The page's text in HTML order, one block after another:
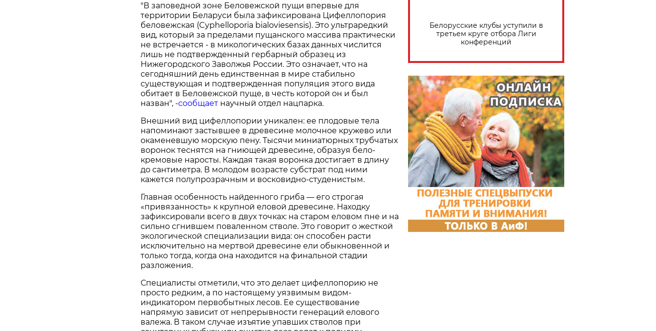
"В заповедной зоне Беловежской пущи впервые для
территории Беларуси была зафиксирована Цифеллопория
беловежская (Cyphelloporia bialoviesensis). Это ультраредкий
вид, который за пределами пущанского массива практически
не встречается - в микологических базах данных числится
лишь не подтвержденный гербарный образец из
Нижегородского Заволжья России. Это означает, что на
сегодняшний день единственная в мире стабильно
существующая и подтвержденная популяция этого вида
обитает в Беловежской пуще, в честь которой он и был
назван", -сообщает научный отдел нацпарка.
Внешний вид цифеллопории уникален: ее плодовые тела
напоминают застывшее в древесине молочное кружево или
окаменевшую морскую пену. Тысячи миниатюрных трубчатых
воронок теснятся на гниющей древесине, образуя бело-
кремовые наросты. Каждая такая воронка достигает в длину
до сантиметра. В молодом возрасте субстрат под ними
кажется полупрозрачным и восковидно-студенистым.
Главная особенность найденного гриба — его строгая
«привязанность» к крупной еловой древесине. Находку
зафиксировали всего в двух точках: на старом еловом пне и на
сильно сгнившем поваленном стволе. Это говорит о жесткой
экологической специализации вида: он способен расти
исключительно на мертвой древесине ели обыкновенной и
только тогда, когда она находится на финальной стадии
разложения.
Специалисты отметили, что это делает цифеллопорию не
просто редким, а по настоящему уязвимым видом-
индикатором первобытных лесов. Ее существование
напрямую зависит от непрерывности генераций елового
валежа. В таком случае изъятие упавших стволов при
Белорусские клубы уступили в
третьем круге отбора Лиги
конференций